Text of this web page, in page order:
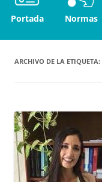
Portada Normas
ARCHIVO DE LA ETIQUETA: